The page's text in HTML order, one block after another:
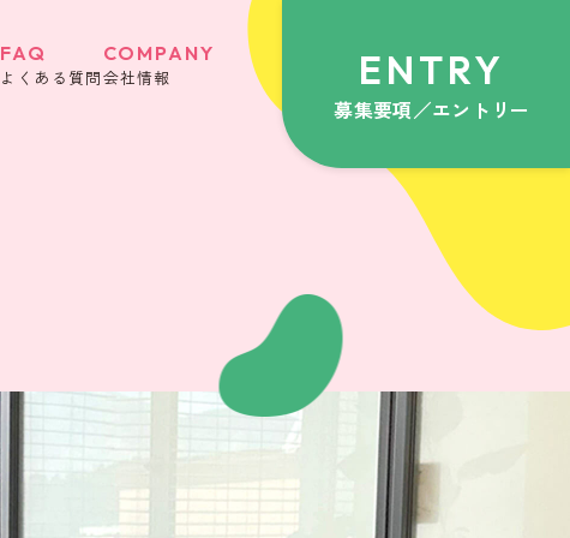
FAQ
よくある質問
COMPANY
会社情報 ENTRY
募集要項／エントリー